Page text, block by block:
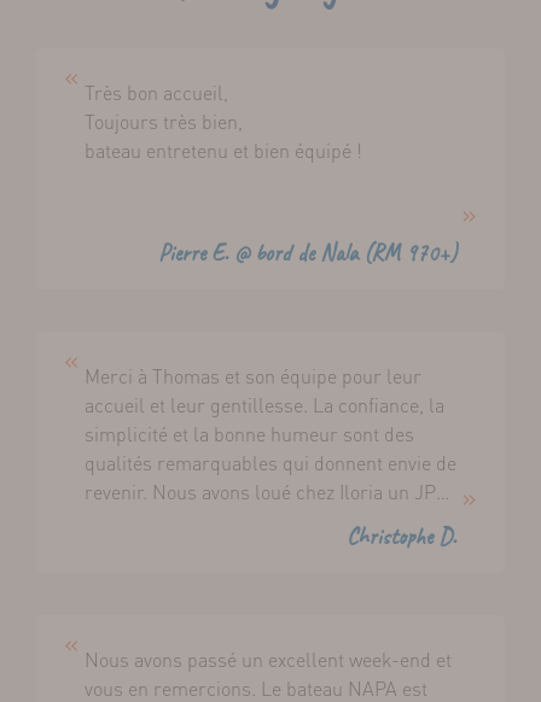
Très bon accueil,
Toujours très bien,
bateau entretenu et bien équipé !
Pierre E. @ bord de Nala (RM 970+)
Merci à Thomas et son équipe pour leur
accueil et leur gentillesse. La confiance, la
simplicité et la bonne humeur sont des
qualités remarquables qui donnent envie de
revenir. Nous avons loué chez Iloria un JPK
9,60 puis un Mojito 888, de très bons
Christophe D.
Nous avons passé un excellent week-end et
vous en remercions. Le bateau NAPA est